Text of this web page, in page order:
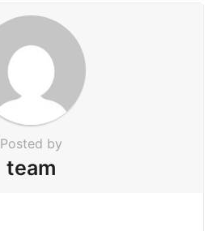
Posted by
team